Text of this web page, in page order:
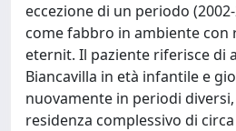
eccezione di un periodo
come fabbro in ambiente con
eternit. Il paziente riferisce di
Biancavilla in età infantile e
nuovamente in periodi
residenza complessivo di